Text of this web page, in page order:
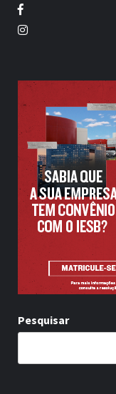
Facebook
Twitter
Pesquisar